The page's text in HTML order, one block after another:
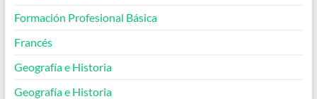
Formación Profesional Básica
Francés
Geografía e Historia
Geografía e Historia